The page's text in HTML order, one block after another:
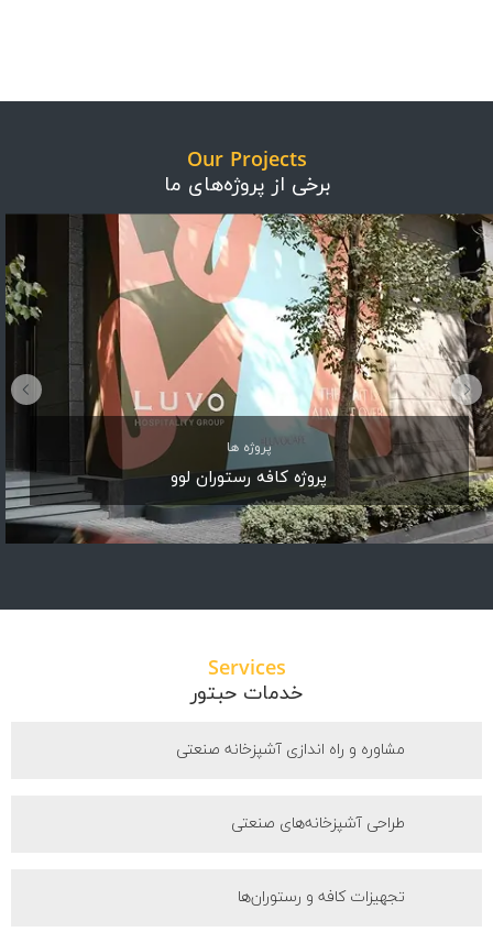
Our Projects
برخی از پروژه‌های ما
پروژه ها
پروژه رستوران هفت خوان— شعبه دبی JBR
Services
خدمات حبتور
مشاوره و راه اندازی آشپزخانه صنعتی
طراحی آشپزخانه‌های صنعتی
تجهیزات کافه و رستوران‌ها